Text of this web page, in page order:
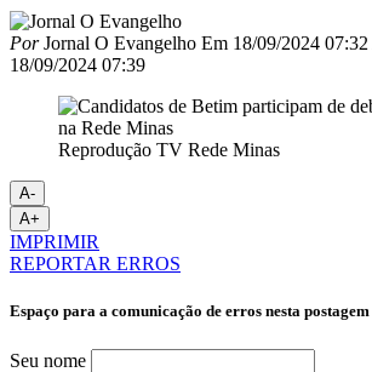
PorJornal O Evangelho Em 18/09/2024 07:32
18/09/2024 07:39
Reprodução TV Rede Minas
A-
A+
IMPRIMIR
REPORTAR ERROS
Espaço para a comunicação de erros nesta postagem
Seu nome